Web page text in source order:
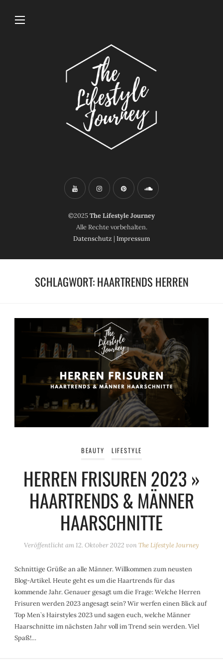
©2025The Lifestyle Journey
Alle Rechte vorbehalten.
Datenschutz | Impressum
SCHLAGWORT:HAARTRENDS HERREN
BEAUTY LIFESTYLE
HERREN FRISUREN 2023 »
HAARTRENDS & MÄNNER
HAARSCHNITTE
Veröffentlicht am12. Oktober 2022 vonThe Lifestyle Journey
Schnittige Grüße an alle Männer. Willkommen zum neusten
Blog-Artikel. Heute geht es um die Haartrends für das
kommende Jahr. Genauer gesagt um die Frage: Welche Herren
Frisuren werden 2023 angesagt sein? Wir werfen einen Blick auf
Top Men`s Hairstyles 2023 und sagen euch, welche Männer
Haarschnitte im nächsten Jahr voll im Trend sein werden. Viel
Spaß!…